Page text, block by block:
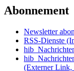
Abonnement
Newsletter
RSS-Dienste
(Externer Link,